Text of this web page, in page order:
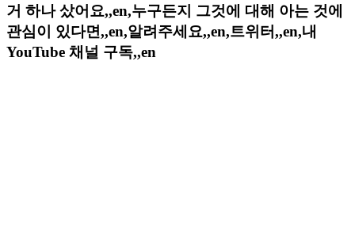
거 하나 샀어요,,en,누구든지 그것에 대해 아는 것에
관심이 있다면,,en,알려주세요,,en,트위터,,en,내
YouTube 채널 구독,,en